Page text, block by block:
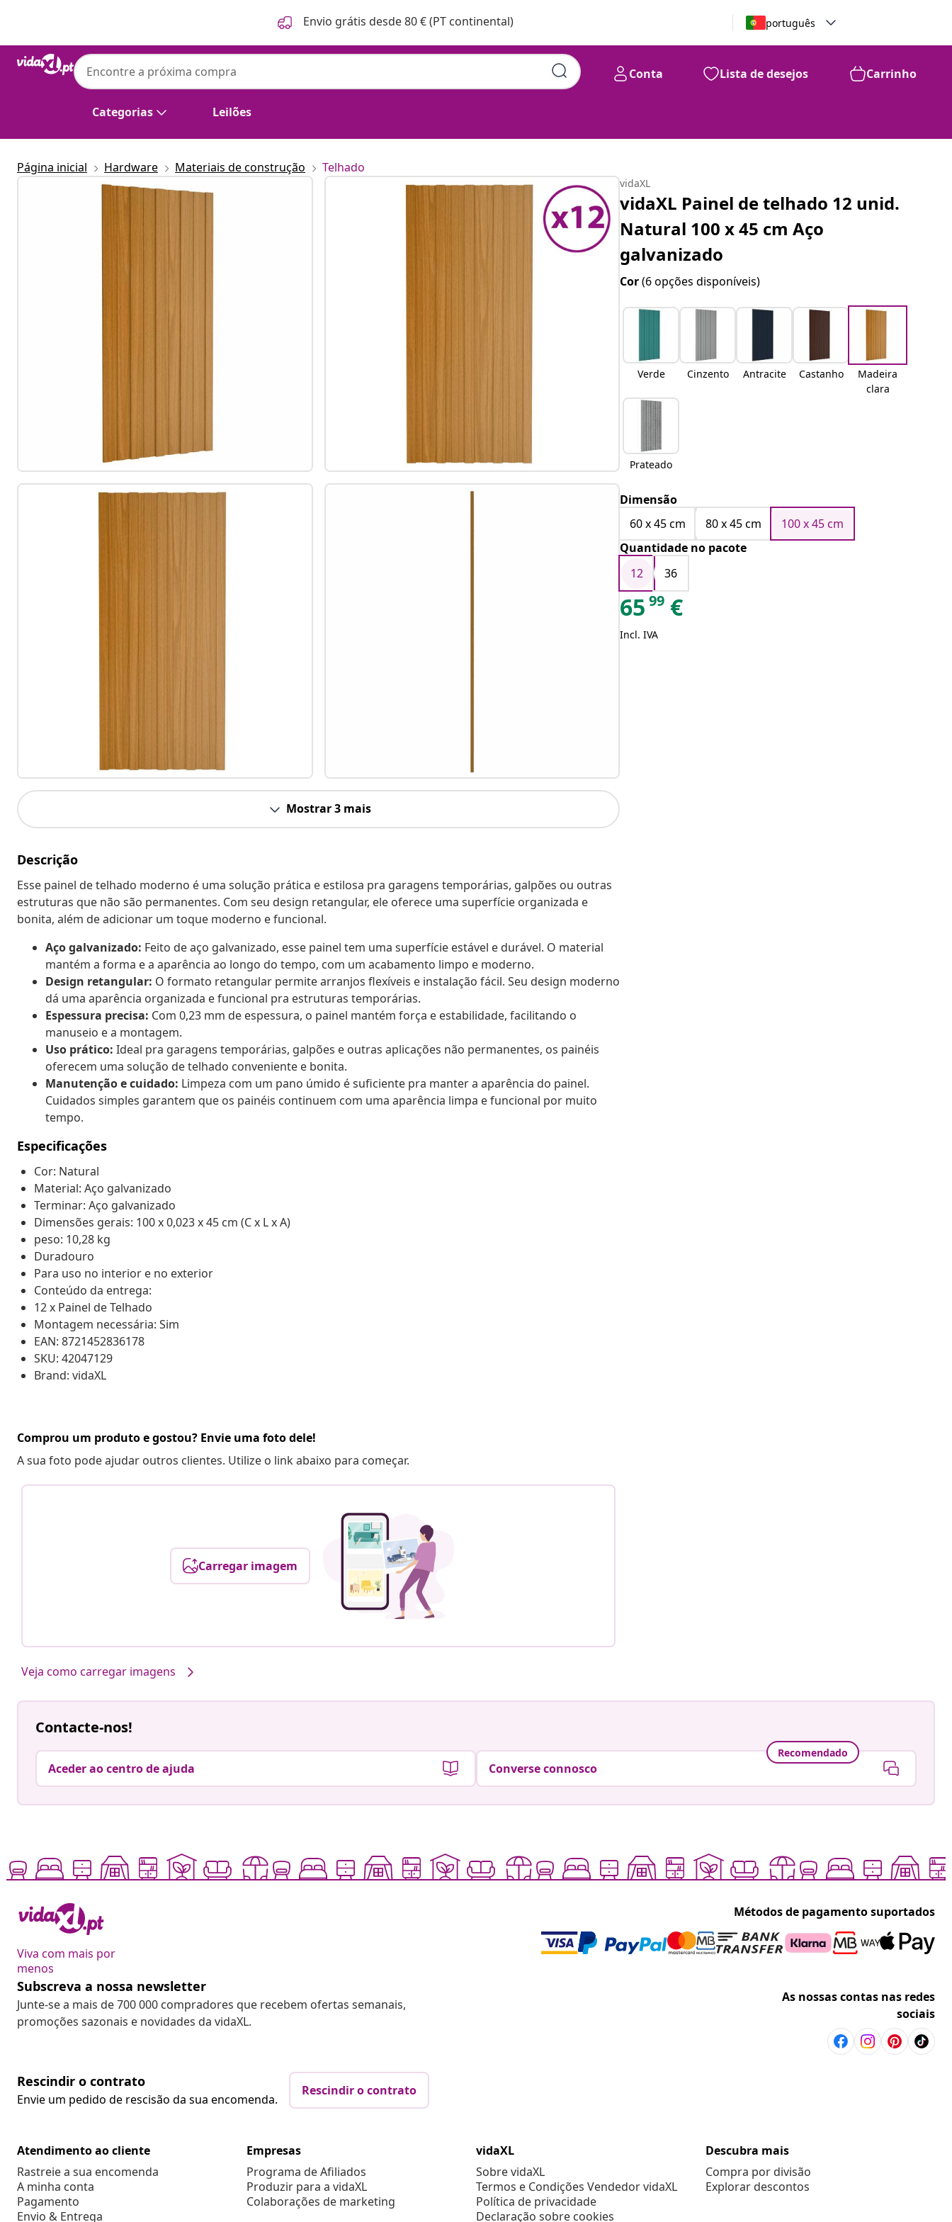
Envio grátis desde 80 € (PT continental) português
Categorias Leilões
Conta Lista de desejos Carrinho
Página inicial Hardware Materiais de construção Telhado
Mostrar 3 mais
Descrição
Esse painel de telhado moderno é uma solução prática e estilosa pra garagens temporárias, galpões ou outras
estruturas que não são permanentes. Com seu design retangular, ele oferece uma superfície organizada e
bonita, além de adicionar um toque moderno e funcional.
Aço galvanizado: Feito de aço galvanizado, esse painel tem uma superfície estável e durável. O material
mantém a forma e a aparência ao longo do tempo, com um acabamento limpo e moderno.
Design retangular: O formato retangular permite arranjos flexíveis e instalação fácil. Seu design moderno
dá uma aparência organizada e funcional pra estruturas temporárias.
Espessura precisa: Com 0,23 mm de espessura, o painel mantém força e estabilidade, facilitando o
manuseio e a montagem.
Uso prático: Ideal pra garagens temporárias, galpões e outras aplicações não permanentes, os painéis
oferecem uma solução de telhado conveniente e bonita.
Manutenção e cuidado: Limpeza com um pano úmido é suficiente pra manter a aparência do painel.
Cuidados simples garantem que os painéis continuem com uma aparência limpa e funcional por muito
tempo.
Especificações
Cor: Natural
Material: Aço galvanizado
Terminar: Aço galvanizado
Dimensões gerais: 100 x 0,023 x 45 cm (C x L x A)
peso: 10,28 kg
Duradouro
Para uso no interior e no exterior
Conteúdo da entrega:
12 x Painel de Telhado
Montagem necessária: Sim
EAN: 8721452836178
SKU: 42047129
Brand: vidaXL
Comprou um produto e gostou? Envie uma foto dele!
A sua foto pode ajudar outros clientes. Utilize o link abaixo para começar.
Carregar imagem
Veja como carregar imagens
vidaXL
vidaXL Painel de telhado 12 unid.
Natural 100 x 45 cm Aço
galvanizado
Cor(6 opções disponíveis)
Verde Cinzento Antracite Castanho
Madeira
clara
Prateado
Dimensão
60 x 45 cm
80 x 45 cm
100 x 45 cm
Quantidade no pacote
12
36
65 99 €
Incl. IVA
Contacte-nos!
Aceder ao centro de ajuda
Recomendado
Converse connosco
Viva com mais por
menos
Métodos de pagamento suportados
Subscreva a nossa newsletter
Junte-se a mais de 700 000 compradores que recebem ofertas semanais,
promoções sazonais e novidades da vidaXL.
As nossas contas nas redes
sociais
Rescindir o contrato
Envie um pedido de rescisão da sua encomenda.
Rescindir o contrato
Atendimento ao cliente
Rastreie a sua encomenda
A minha conta
Pagamento
Envio & Entrega
Empresas
Programa de Afiliados
Produzir para a vidaXL
Colaborações de marketing
vidaXL
Sobre vidaXL
Termos e Condições Vendedor vidaXL
Política de privacidade
Declaração sobre cookies
Descubra mais
Compra por divisão
Explorar descontos